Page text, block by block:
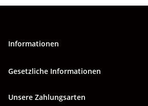
Informationen
Gesetzliche Informationen
Unsere Zahlungsarten